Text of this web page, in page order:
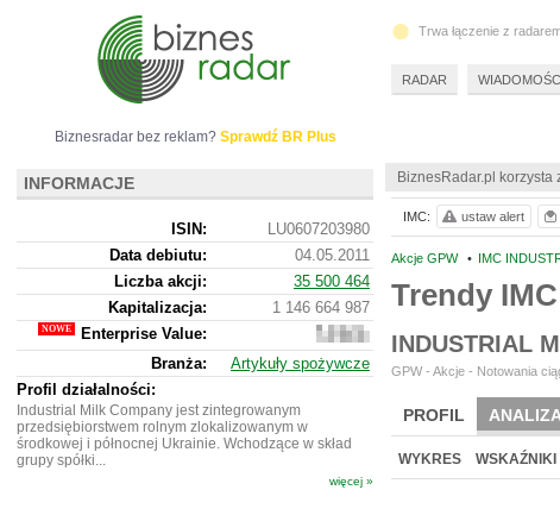
BiznesRadar.pl
Akcje GPW • IMC
Trendy
INDUSTRIAL
GPW - Akcje - Notowania
PROFIL
WYKRES WSKAŹNIKI
IMC: ustaw alert
Biznesradar bez reklam? Sprawdź BR Plus
INFORMACJE
ISIN:
LU0607203980
Data debiutu:
04.05.2011
Liczba akcji:
35 500 464
Kapitalizacja:
1 146 664 987
Enterprise Value:
1
543
324
Branża:
Artykuły spożywcze
Profil działalności:
Industrial Milk Company jest zintegrowanym
przedsiębiorstwem rolnym zlokalizowanym w
środkowej i północnej Ukrainie. Wchodzące w skład
grupy spółki...
więcej »
Trwa łączenie z
RADAR